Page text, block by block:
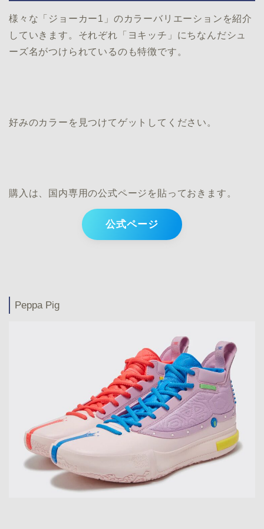
様々な「ジョーカー1」のカラーバリエーションを紹介
していきます。それぞれ「ヨキッチ」にちなんだシュ
ーズ名がつけられているのも特徴です。
好みのカラーを見つけてゲットしてください。
購入は、国内専用の公式ページを貼っておきます。
公式ページ
Peppa Pig